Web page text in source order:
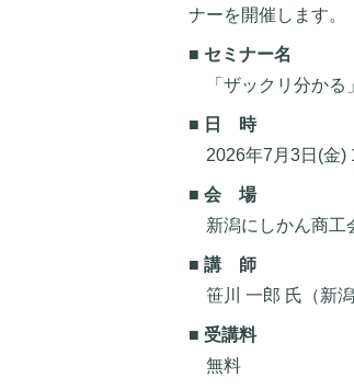
ナーを開催します。
■ セミナー名
「ザックリ分かる
■ 日 時
2026年7月3日(金)
■ 会 場
新潟にしかん商工
■ 講 師
笹川 一郎 氏（新潟
■ 受講料
無料